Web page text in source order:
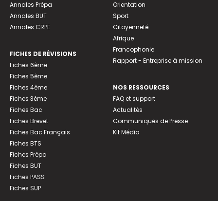
Annales Prépa
Annales BUT
Annales CRPE
FICHES DE RÉVISIONS
Fiches 6ème
Fiches 5ème
Fiches 4ème
Fiches 3ème
Fiches Bac
Fiches Brevet
Fiches Bac Français
Fiches BTS
Fiches Prépa
Fiches BUT
Fiches PASS
Fiches SUP
Orientation
Sport
Citoyenneté
Afrique
Francophonie
Rapport - Entreprise à mission
NOS RESSOURCES
FAQ et support
Actualités
Communiqués de Presse
Kit Média